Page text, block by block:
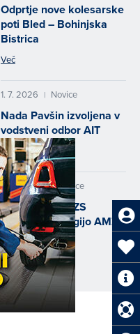
Odprtje nove kolesarske
poti Bled – Bohinjska
Bistrica
Več
1. 7. 2026 | Novice
Nada Pavšin izvoljena v
vodstveni odbor AIT
Več
15. 6. 2026 | Novice
Skupščina AMZS
sprejela strategijo AMZS
2026–2030
Več